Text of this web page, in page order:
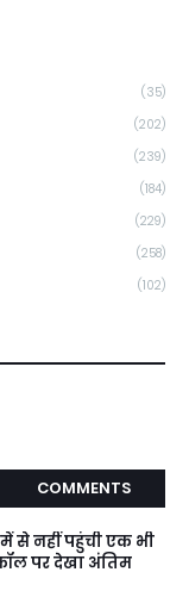
(35)
(202)
(239)
(184)
(229)
(258)
(102)
COMMENTS
से नहीं पहुंची एक भी
पर देखा अंतिम